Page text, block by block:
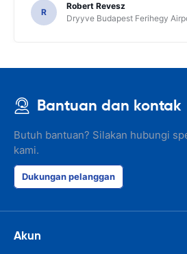
R
Robert Revesz
Dryyve Budapest Ferihegy
Bantuan dan kontak
Butuh bantuan? Silakan hubungi
kami.
Dukungan pelanggan
Akun